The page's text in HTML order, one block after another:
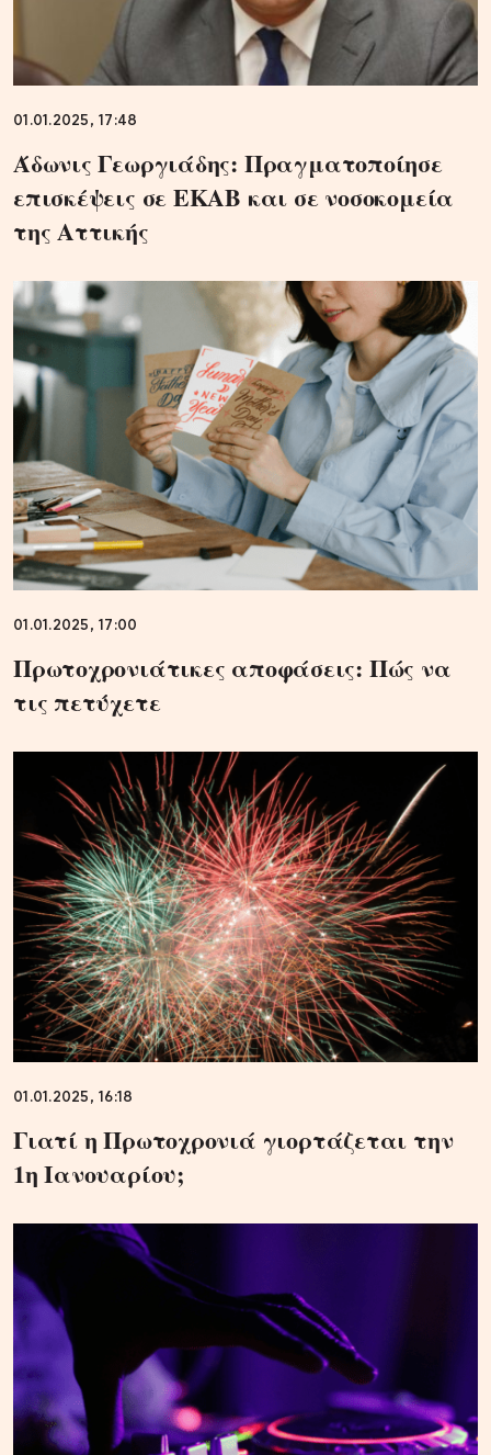
01.01.2025, 17:48
Άδωνις Γεωργιάδης: Πραγματοποίησε
επισκέψεις σε ΕΚΑΒ και σε νοσοκομεία
της Αττικής
01.01.2025, 17:00
Πρωτοχρονιάτικες αποφάσεις: Πώς να
τις πετύχετε
01.01.2025, 16:18
Γιατί η Πρωτοχρονιά γιορτάζεται την
1η Ιανουαρίου;